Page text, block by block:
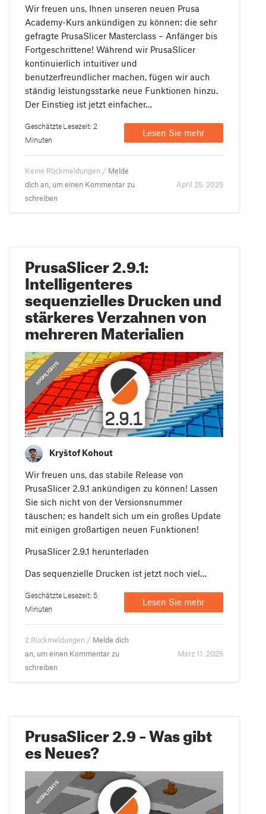
Wir freuen uns, Ihnen unseren neuen Prusa
Academy-Kurs ankündigen zu können: die sehr
gefragte PrusaSlicer Masterclass – Anfänger bis
Fortgeschrittene! Während wir PrusaSlicer
kontinuierlich intuitiver und
benutzerfreundlicher machen, fügen wir auch
ständig leistungsstarke neue Funktionen hinzu.
Der Einstieg ist jetzt einfacher…
Geschätzte Lesezeit: 2
Minuten
Lesen Sie mehr
Keine Rückmeldungen / Melde
dich an, um einen Kommentar zu
schreiben
April 25. 2025
PrusaSlicer 2.9.1:
Intelligenteres
sequenzielles Drucken und
stärkeres Verzahnen von
mehreren Materialien
ANLEITUNGEN
HIGHLIGHTS
Kryštof Kohout
Wir freuen uns, das stabile Release von
PrusaSlicer 2.9.1 ankündigen zu können! Lassen
Sie sich nicht von der Versionsnummer
täuschen; es handelt sich um ein großes Update
mit einigen großartigen neuen Funktionen!
PrusaSlicer 2.9.1 herunterladen
Das sequenzielle Drucken ist jetzt noch viel…
Geschätzte Lesezeit: 5
Minuten
Lesen Sie mehr
2 Rückmeldungen / Melde dich
an, um einen Kommentar zu
schreiben
März 11. 2025
PrusaSlicer 2.9 – Was gibt
es Neues?
ANLEITUNGEN
EMPFOHLEN
HIGHLIGHTS